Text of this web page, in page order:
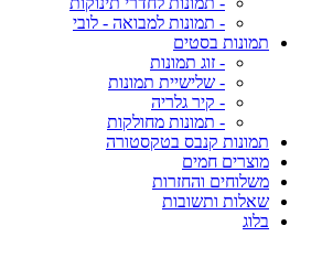
- תמונות למבואה - לובי
תמונות בסטים
- זוג תמונות
- שלישיית תמונות
- קיר גלריה
- תמונות מחולקות
תמונות קנבס בטקסטורה
מוצרים חמים
משלוחים והחזרות
שאלות ותשובות
בלוג